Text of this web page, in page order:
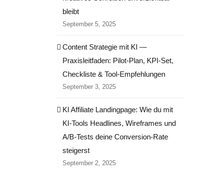
bleibt
September 5, 2025
Content Strategie mit KI —
Praxisleitfaden: Pilot‑Plan, KPI‑Set,
Checkliste & Tool‑Empfehlungen
September 3, 2025
KI Affiliate Landingpage: Wie du mit
KI-Tools Headlines, Wireframes und
A/B-Tests deine Conversion-Rate
steigerst
September 2, 2025